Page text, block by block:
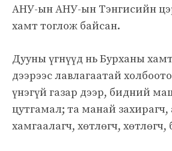
АНУ-ын АНУ-ын Тэнгисийн
хамт тоглож байсан.
Дууны үгнүүд нь Бурханы
дээрээс лавлагаатай
үнэгүй газар дээр, бидний
цутгамал; та манай захирагч,
хамгаалагч, хөтлөгч, хөтлөгч,